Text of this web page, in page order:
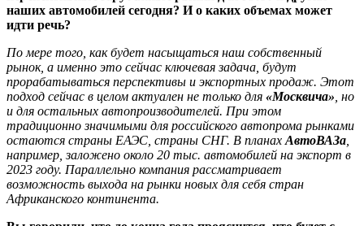
наших автомобилей сегодня? И о каких объемах может
идти речь?
По мере того, как будет насыщаться наш собственный
рынок, а именно это сейчас ключевая задача, будут
прорабатываться перспективы и экспортных продаж. Этот
подход сейчас в целом актуален не только для «Москвича» , но
и для остальных автопроизводителей. При этом
традиционно значимыми для российского автопрома рынками
остаются страны ЕАЭС, страны СНГ. В планах АвтоВАЗа
например, заложено около 20 тыс. автомобилей на экспорт в
2023 году. Параллельно компания рассматривает
возможность выхода на рынки новых для себя стран
Африканского континента.